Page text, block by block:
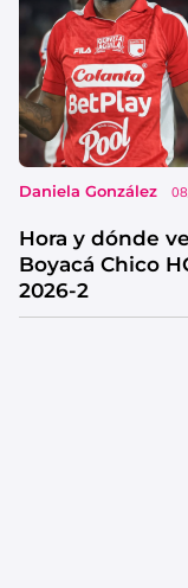
Daniela González
Hora y dónde
Boyacá Chico
2026-2